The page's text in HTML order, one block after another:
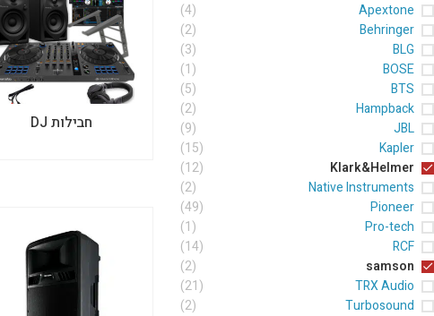
Apextone
(4)
Behringer
(2)
BLG
(3)
BOSE
(1)
BTS
(5)
Hampback
(2)
JBL
(9)
Kapler
(15)
Klark&Helmer
(12)
Native Instruments
(2)
Pioneer
(49)
Pro-tech
(1)
RCF
(14)
samson
(2)
TRX Audio
(21)
Turbosound
(2)
חבילות DJ